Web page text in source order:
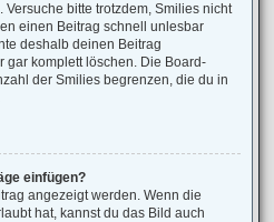
bitte trotzdem, Smilies nicht
einen Beitrag schnell unlesbar
deshalb deinen Beitrag
komplett löschen. Die Board-
der Smilies begrenzen, die du in
einfügen?
angezeigt werden. Wenn die
hat, kannst du das Bild auch